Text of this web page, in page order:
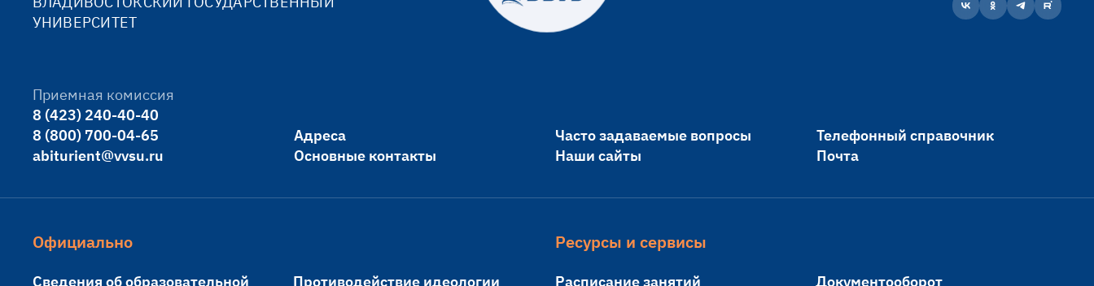
УНИВЕРСИТЕТ
Приемная комиссия
8 (423) 240-40-40
8 (800) 700-04-65
abiturient@vvsu.ru
Адреса
Основные контакты
Часто задаваемые вопросы
Наши сайты
Телефонный справочник
Почта
Официально
Сведения об образовательной Противодействие идеологии
Ресурсы и сервисы
Расписание занятий Документооборот